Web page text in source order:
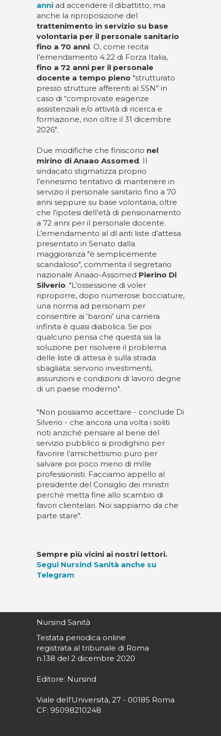
anni ad accendere il dibattitto, ma
anche la riproposizione del
trattenimento in servizio su base
volontaria per il personale sanitario
fino a 70 anni. O, come recita
l’emendamento 4.22 di Forza Italia,
fino a 72 anni per il personale
docente a tempo pieno "strutturato
presso strutture afferenti al SSN” in
caso di “comprovate esigenze
assistenziali e/o attività di ricerca e
formazione, non oltre il 31 dicembre
2026".
Due modifiche che finiscono nel
mirino di Anaao Assomed. Il
sindacato stigmatizza proprio
l’ennesimo tentativo di mantenere in
servizio il personale sanitario fino a 70
anni seppure su base volontaria, oltre
che l’ipotesi dell’età di pensionamento
a 72 anni per il personale docente.
L’emendamento al dl anti liste d’attesa
presentato in Senato dalla
maggioranza "è semplicemente
scandaloso", commenta il segretario
nazionale Anaao-Assomed Pierino Di
Silverio. "L’ossessione di voler
riproporre, dopo numerose bocciature,
una norma ad personam per
consentire ai ‘baroni’ una carriera
infinita è quasi diabolica. Se poi
qualcuno pensa che questa sia la
soluzione per risolvere il problema
delle liste di attesa è sulla strada
sbagliata: servono investimenti,
assunzioni e condizioni di lavoro degne
di un paese moderno".
"Non possiamo accettare - conclude Di
Silverio - che ancora una volta i soliti
noti anziché pensare al bene del
servizio pubblico si prodighino per
favorire l’amichettismo puro per
salvare poi poco meno di mille
professionisti. Facciamo appello al
presidente del Consiglio dei ministri
perché metta fine allo scambio di
favori clientelari. Noi sappiamo da che
parte stare".
Sempre più vicini ai nostri lettori.
Segui Nursind Sanità anche su
Telegram
Nursind Sanità
Testata periodica online
registrata al tribunale di Roma
n.138 del 2 dicembre 2020
Editore: Nursind
Viale dell'Università, 27 - 00185 Roma
CF: 95098210248